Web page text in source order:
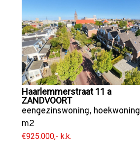
Haarlemmerstraat 11 a
ZANDVOORT
eengezinswoning, hoekwoning
m2
€925.000,- k.k.